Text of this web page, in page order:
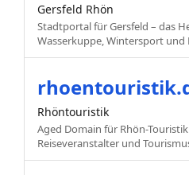
Gersfeld Rhön
Stadtportal für Gersfeld – das
Wasserkuppe, Wintersport und
Rhöntouristik
Aged Domain für Rhön-
Reiseveranstalter und